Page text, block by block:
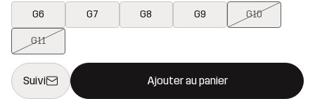
G6 G7 G8 G9 G10
G11
Suivi Ajouter au panier
Ce bouton ouvrira une fenêtre modale confirmant un nouvel
{{taille}} non disponible